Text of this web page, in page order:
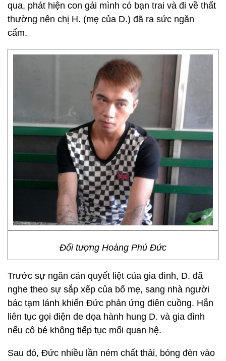
qua, phát hiện con gái mình có bạn trai và đi về thất
thường nên chị H. (mẹ của D.) đã ra sức ngăn
cấm.
Đối tượng Hoàng Phú Đức
Trước sự ngăn cản quyết liệt của gia đình, D. đã
nghe theo sự sắp xếp của bố mẹ, sang nhà người
bác tạm lánh khiến Đức phản ứng điên cuồng. Hắn
liên tục gọi điện đe dọa hành hung D. và gia đình
nếu cô bé không tiếp tục mối quan hệ.
Sau đó, Đức nhiều lần ném chất thải, bóng đèn vào